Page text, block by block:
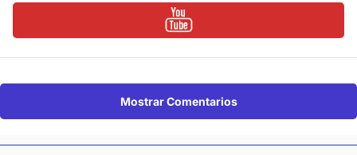
Mostrar Comentarios